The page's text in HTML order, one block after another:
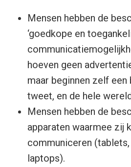
Mensen hebben de
‘goedkope en
hoeven geen
maar beginnen zelf
tweet, en de hele
Mensen hebben de
apparaten waarmee zij
communiceren
laptops).